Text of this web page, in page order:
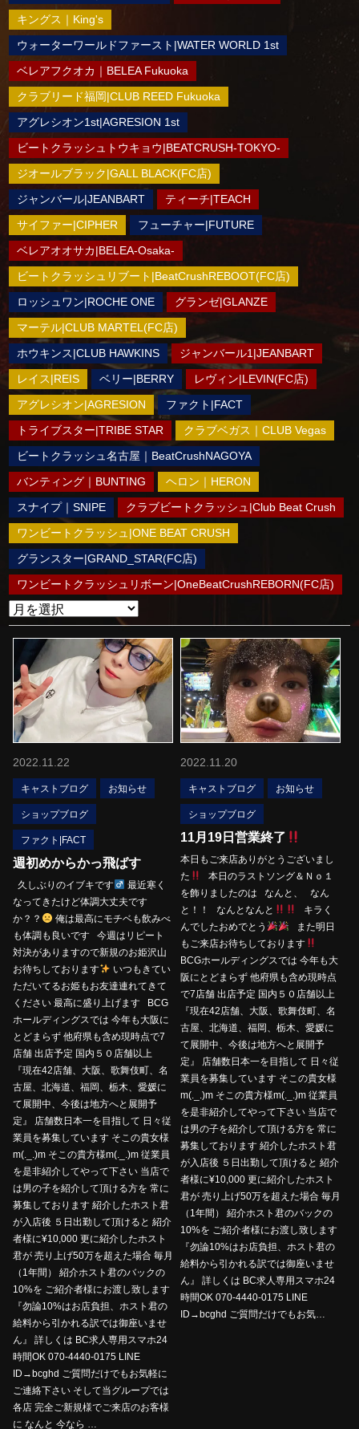
キングス｜King's
ウォーターワールドファースト|WATER WORLD 1st
ベレアフクオカ｜BELEA Fukuoka
クラブリード福岡|CLUB REED Fukuoka
アグレシオン1st|AGRESION 1st
ビートクラッシュトウキョウ|BEATCRUSH-TOKYO-
ジオールブラック|GALL BLACK(FC店)
ジャンバール|JEANBART
ティーチ|TEACH
サイファー|CIPHER
フューチャー|FUTURE
ベレアオオサカ|BELEA-Osaka-
ビートクラッシュリブート|BeatCrushREBOOT(FC店)
ロッシュワン|ROCHE ONE
グランゼ|GLANZE
マーテル|CLUB MARTEL(FC店)
ホウキンス|CLUB HAWKINS
ジャンバール1|JEANBART
レイス|REIS
ベリー|BERRY
レヴィン|LEVIN(FC店)
アグレシオン|AGRESION
ファクト|FACT
トライブスター|TRIBE STAR
クラブベガス｜CLUB Vegas
ビートクラッシュ名古屋｜BeatCrushNAGOYA
バンティング｜BUNTING
ヘロン｜HERON
スナイプ｜SNIPE
クラブビートクラッシュ|Club Beat Crush
ワンビートクラッシュ|ONE BEAT CRUSH
グランスター|GRAND_STAR(FC店)
ワンビートクラッシュリボーン|OneBeatCrushREBORN(FC店)
2022.11.22
キャストブログ お知らせ
ショップブログ
ファクト|FACT
週初めからかっ飛ばす
久しぶりのイブキです‍
最近寒く
なってきたけど体調大丈夫です
か？？
俺は最高にモチベも飲みべ
も体調も良いです 今週はリピート
対決がありますので新規のお姫沢山
お待ちしております
いつもきてい
ただいてるお姫もお友達連れてきて
ください 最高に盛り上げます BCG
ホールディングスでは 今年も大阪に
とどまらず 他府県も含め現時点で7
店舗 出店予定 国内５０店舗以上
『現在42店舗、大阪、歌舞伎町、名
古屋、北海道、福岡、栃木、愛媛に
て展開中、今後は地方へと展開予
定』 店舗数日本一を目指して 日々従
業員を募集しています そこの貴女様
m(._.)m そこの貴方様m(._.)m 従業員
を是非紹介してやって下さい 当店で
は男の子を紹介して頂ける方を 常に
募集しております 紹介したホスト君
が入店後 ５日出勤して頂けると 紹介
者様に¥10,000 更に紹介したホスト
君が 売り上げ50万を超えた場合 毎月
（1年間） 紹介ホスト君のバックの
10%を ご紹介者様にお渡し致します
『勿論10%はお店負担、ホスト君の
給料から引かれる訳では御座いませ
ん』 詳しくは BC求人専用スマホ24
時間OK 070-4440-0175 LINE
ID→bcghd ご質問だけでもお気軽に
ご連絡下さい そして当グループでは
各店 完全ご新規様でご来店のお客様
に なんと 今なら …
2022.11.20
キャストブログ お知らせ
ショップブログ
11月19日営業終了
本日もご来店ありがとうございまし
た
本日のラストソング＆Ｎｏ１
を飾りましたのは なんと、 なん
と！！ なんとなんと
キラく
んでしたおめでとう
また明日
もご来店お待ちしております
BCGホールディングスでは 今年も大
阪にとどまらず 他府県も含め現時点
で7店舗 出店予定 国内５０店舗以上
『現在42店舗、大阪、歌舞伎町、名
古屋、北海道、福岡、栃木、愛媛に
て展開中、今後は地方へと展開予
定』 店舗数日本一を目指して 日々従
業員を募集しています そこの貴女様
m(._.)m そこの貴方様m(._.)m 従業員
を是非紹介してやって下さい 当店で
は男の子を紹介して頂ける方を 常に
募集しております 紹介したホスト君
が入店後 ５日出勤して頂けると 紹介
者様に¥10,000 更に紹介したホスト
君が 売り上げ50万を超えた場合 毎月
（1年間） 紹介ホスト君のバックの
10%を ご紹介者様にお渡し致します
『勿論10%はお店負担、ホスト君の
給料から引かれる訳では御座いませ
ん』 詳しくは BC求人専用スマホ24
時間OK 070-4440-0175 LINE
ID→bcghd ご質問だけでもお気…